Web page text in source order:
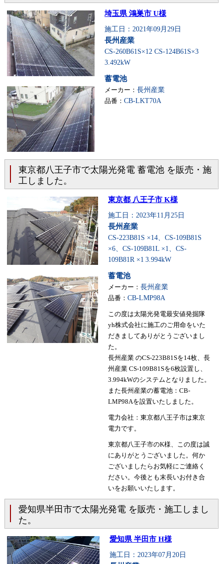
埼玉県 鴻巣市 U様
施工日：2021年09月29日
長州産業
CS-260B61S×12 CS-124B61S×3
3.492kW
蓄電池
メーカー： 長州産業
品番： CB-LKT70A
東京都八王子市で太陽光発電 蓄電池 を販売・施
工しました。
東京都 八王子市 K様
施工日：2023年11月25日
長州産業
CS-223B81S ×14、CS-109B81S
×6、CS-109B81L ×1、CS-
109B81R ×1 3.994kW
蓄電池
メーカー： 長州産業
品番： CB-LMP98A
この度は太陽光発電最安値発掘隊
yh株式会社に施工のご用命をいた
だきましてありがとうございまし
た。
長州産業 のCS-223B81Sを14枚、長
州産業 CS-109B81Sを6枚設置し、
3.994kWのシステムとなりました。
また長州産業の蓄電池：CB-
LMP98Aを設置いたしました。
電力会社：東京都八王子市は東京
電力です。
東京都八王子市のK様、この度は誠
にありがとうございました。何か
ございましたらお気軽にご連絡く
ださい。今後とも末長いお付き合
いをお願いいたします。
愛知県半田市で太陽光発電 を販売・施工しまし
た。
愛知県 半田市 H様
施工日：2023年07月20日